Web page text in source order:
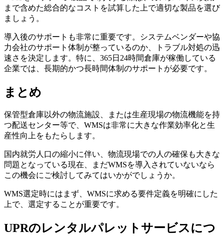
まで含めた総合的なコストを試算した上で適切な製品を選び
ましょう。
導入後のサポートも非常に重要です。システムベンダーや協
力会社のサポート体制が整っているのか、トラブル対処の迅
速さを決定します。特に、365日24時間倉庫が稼働している
企業では、長期的かつ長時間体制のサポートが必要です。
まとめ
保管型倉庫以外の物流施設、または生産現場の物流機能を持
つ配送センター等で、WMSは非常に大きな作業効率化と生
産性向上をもたらします。
国内就労人口の縮小に伴い、物流現場での人の確保も大きな
問題となっている現在、まだWMSを導入されていないなら
この機会にご検討してみてはいかがでしょうか。
WMS選定時にはまず、WMSに求める要件定義を明確にした
上で、選定することが重要です。
UPRのレンタルパレットサービスにつ